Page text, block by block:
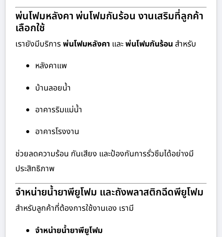
พ่นโฟมหลังคา พ่นโฟมกันร้อน งานเสริมที่ลูกค้า
เลือกใช้
เรายังมีบริการพ่นโฟมหลังคา และพ่นโฟมกันร้อน สำหรับ
หลังคาแพ
บ้านลอยน้ำ
อาคารริมแม่น้ำ
อาคารโรงงาน
ช่วยลดความร้อน กันเสียง และป้องกันการรั่วซึมได้อย่างมี
ประสิทธิภาพ
จำหน่ายน้ำยาพียูโฟม และถังพลาสติกฉีดพียูโฟม
สำหรับลูกค้าที่ต้องการใช้งานเอง เรามี
จำหน่ายน้ำยาพียูโฟม